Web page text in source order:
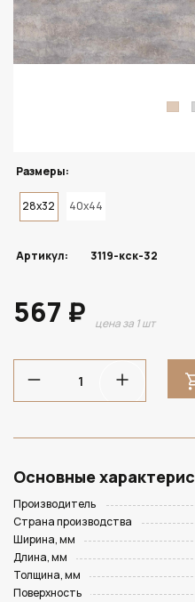
Размеры:
28x32 40x44
Артикул: 3119-кск-32
567 ₽ цена за 1 шт
Основные
Производитель
Страна производства
Ширина, мм
Длина, мм
Толщина, мм
Поверхность